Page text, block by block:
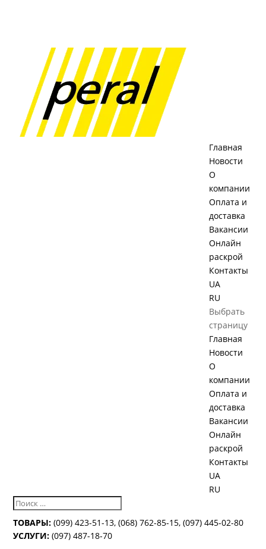
Главная
Новости
О
компании
Оплата и
доставка
Вакансии
Онлайн
раскрой
Контакты
UA
RU
Выбрать
страницу
Главная
Новости
О
компании
Оплата и
доставка
Вакансии
Онлайн
раскрой
Контакты
UA
RU
ТОВАРЫ: (099) 423-51-13,(068) 762-85-15,(097) 445-02-80
УСЛУГИ: (097) 487-18-70